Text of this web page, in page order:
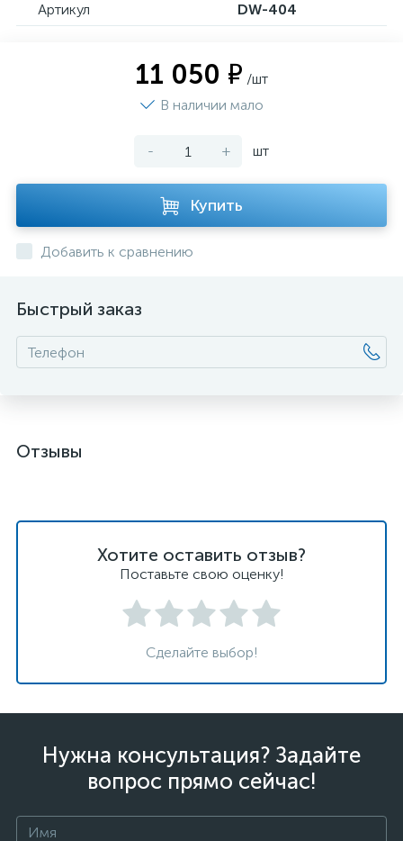
Артикул DW-404
11 050 ₽ /шт
В наличии мало
- + шт
Купить
Добавить к сравнению
Быстрый заказ
Отзывы
Хотите оставить отзыв?
Поставьте свою оценку!
Сделайте выбор!
Нужна консультация? Задайте
вопрос прямо сейчас!